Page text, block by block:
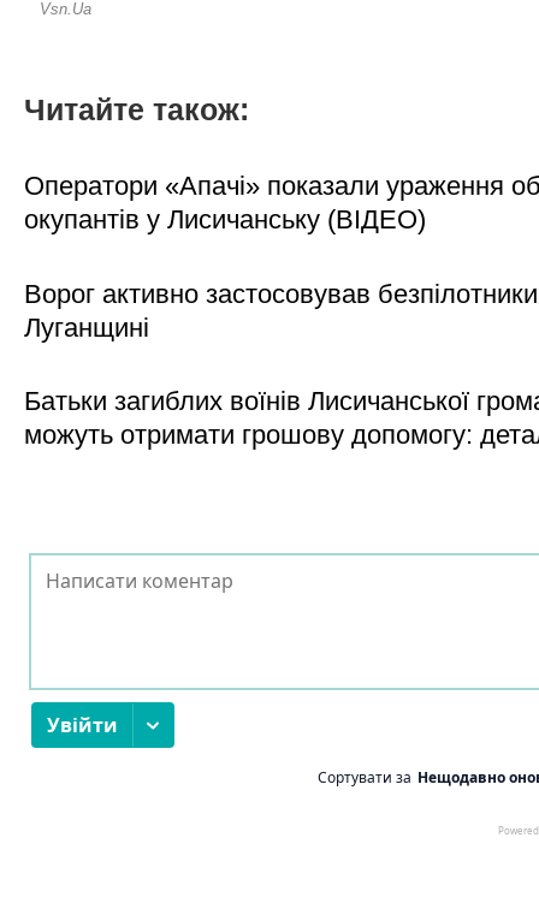
Читайте також:
Оператори «Апачі» показали ураження
окупантів у Лисичанську (ВІДЕО)
Ворог активно застосовував
Луганщині
Батьки загиблих воїнів Лисичанської
можуть отримати грошову допомогу: